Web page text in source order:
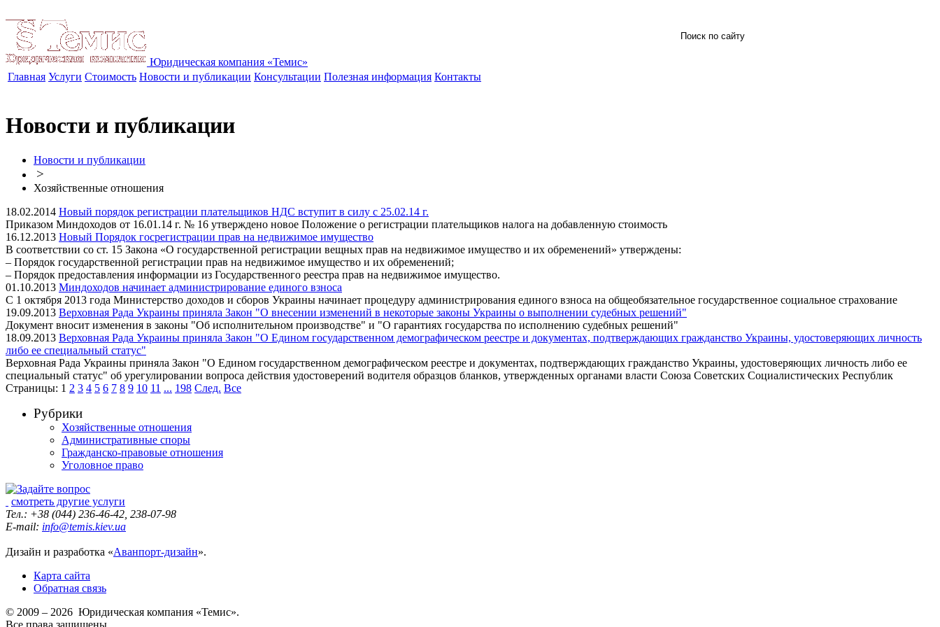
Юридическая компания «Темис»
Главная Услуги Стоимость Новости и публикации Консультации Полезная информация Контакты
Новости и публикации
Новости и публикации
>
Хозяйственные отношения
18.02.2014 Новый порядок регистрации плательщиков НДС вступит в силу с 25.02.14 г.
Приказом Миндоходов от 16.01.14 г. № 16 утверждено новое Положение о регистрации плательщиков налога на добавленную стоимость
16.12.2013 Новый Порядок госрегистрации прав на недвижимое имущество
В соответствии со ст. 15 Закона «О государственной регистрации вещных прав на недвижимое имущество и их обременений» утверждены:
– Порядок государственной регистрации прав на недвижимое имущество и их обременений;
– Порядок предоставления информации из Государственного реестра прав на недвижимое имущество.
01.10.2013 Миндоходов начинает администрирование единого взноса
С 1 октября 2013 года Министерство доходов и сборов Украины начинает процедуру администрирования единого взноса на общеобязательное государственное социальное страхование
19.09.2013 Верховная Рада Украины приняла Закон "О внесении изменений в некоторые законы Украины о выполнении судебных решений"
Документ вносит изменения в законы "Об исполнительном производстве" и "О гарантиях государства по исполнению судебных решений"
18.09.2013 Верховная Рада Украины приняла Закон "О Едином государственном демографическом реестре и документах, подтверждающих гражданство Украины, удостоверяющих личность
либо ее специальный статус"
Верховная Рада Украины приняла Закон "О Едином государственном демографическом реестре и документах, подтверждающих гражданство Украины, удостоверяющих личность либо ее
специальный статус" об урегулировании вопроса действия удостоверений водителя образцов бланков, утвержденных органами власти Союза Советских Социалистических Республик
Страницы: 1 2 3 4 5 6 7 8 9 10 11 ... 198 След. Все
Рубрики
Хозяйственные отношения
Административные споры
Гражданско-правовые отношения
Уголовное право
смотреть другие услуги
Тел.: +38 (044) 236-46-42, 238-07-98
E-mail: info@temis.kiev.ua
Дизайн и разработка «Аванпорт-дизайн».
Карта сайта
Обратная связь
© 2009 – 2026 Юридическая компания «Темис».
Все права защищены.